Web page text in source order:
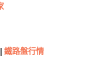
鐵路盤行情